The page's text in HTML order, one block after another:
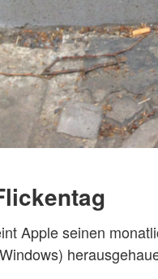
Apple seinen